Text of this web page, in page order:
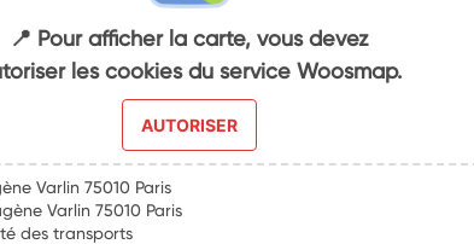
📍 Pour afficher la carte, vous devez
les cookies du service Woosmap.
AUTORISER
Varlin 75010 Paris
Varlin 75010 Paris
des transports